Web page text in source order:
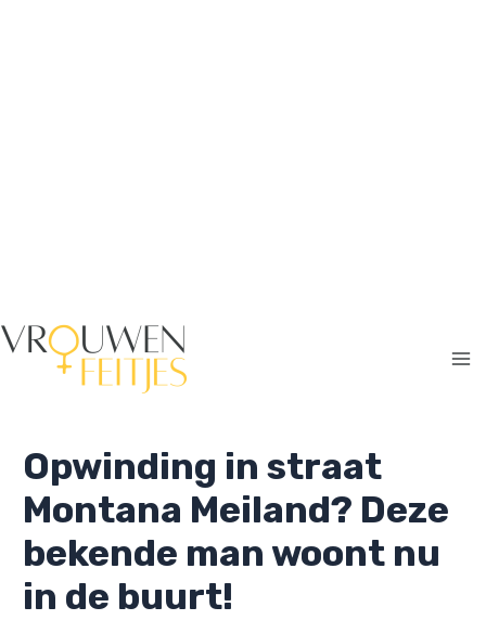
Opwinding in straat
Montana Meiland? Deze
bekende man woont nu
in de buurt!